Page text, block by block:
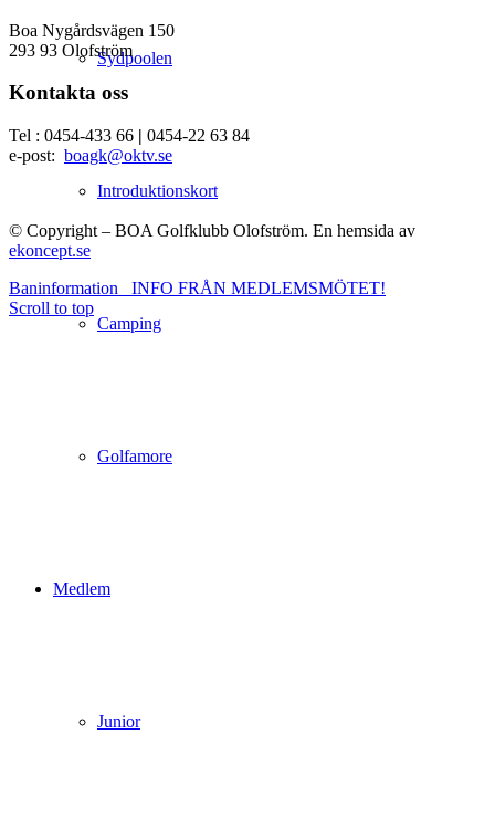
Sydpoolen
Introduktionskort
Camping
Golfamore
Medlem
Junior
Boa Nygårdsvägen 150
293 93 Olofström
Kontakta oss
Tel : 0454-433 66 | 0454-22 63 84
e-post: boagk@oktv.se
© Copyright – BOA Golfklubb Olofström. En hemsida av
ekoncept.se
Baninformation
INFO FRÅN MEDLEMSMÖTET!
Scroll to top